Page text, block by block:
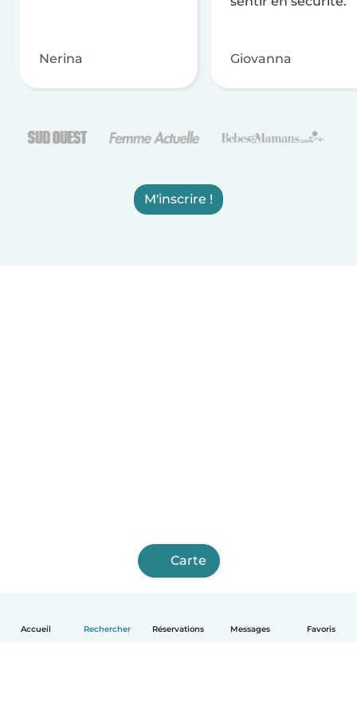
Accueil Rechercher Réservations Messages Favoris
Nerina Giovanna
M'inscrire !
Carte